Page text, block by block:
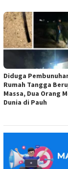
Diduga
Rumah Tangga
Massa, Dua Orang
Dunia di Pauh